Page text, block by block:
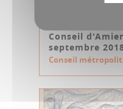
Conseil
septembre
Conseil